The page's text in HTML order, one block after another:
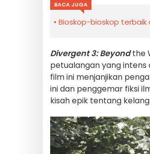
BACA JUGA
Bioskop-bioskop terbaik
Divergent 3: Beyondthe
petualangan yang intens
film ini menjanjikan
ini dan penggemar fiksi
kisah epik tentang